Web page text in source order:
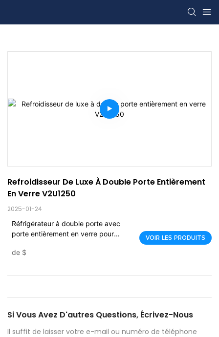
Refroidisseur De Luxe À Double Porte Entièrement
En Verre V2U1250
2025-01-24
Réfrigérateur à double porte avec
porte entièrement en verre pour
1736998061110791
de $
VOIR LES PRODUITS
Si Vous Avez D'autres Questions, Écrivez-Nous
Il suffit de laisser votre e-mail ou numéro de téléphone